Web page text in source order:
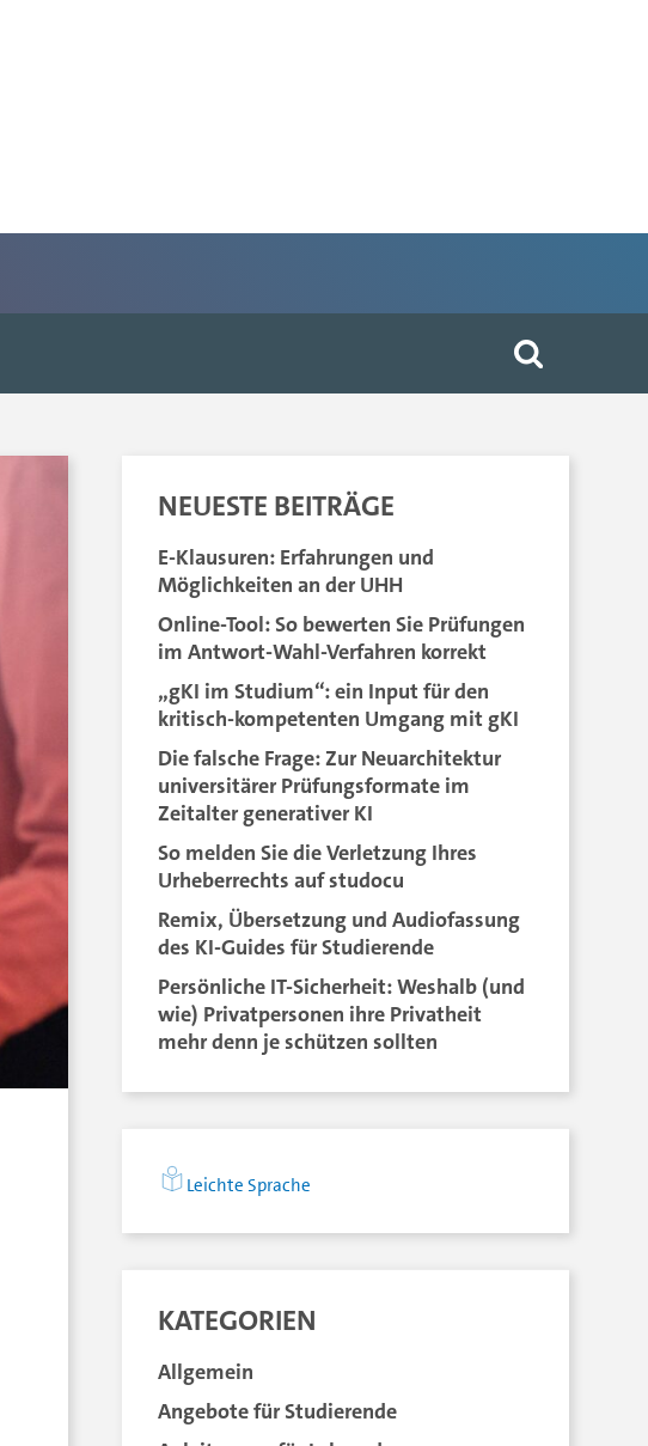
NEUESTE BEITRÄGE
E-Klausuren: Erfahrungen und
Möglichkeiten an der UHH
Online-Tool: So bewerten Sie Prüfungen
im Antwort-Wahl-Verfahren korrekt
„gKI im Studium“: ein Input für den
kritisch-kompetenten Umgang mit gKI
Die falsche Frage: Zur Neuarchitektur
universitärer Prüfungsformate im
Zeitalter generativer KI
So melden Sie die Verletzung Ihres
Urheberrechts auf studocu
Remix, Übersetzung und Audiofassung
des KI-Guides für Studierende
Persönliche IT-Sicherheit: Weshalb (und
wie) Privatpersonen ihre Privatheit
mehr denn je schützen sollten
Leichte Sprache
KATEGORIEN
Allgemein
Angebote für Studierende